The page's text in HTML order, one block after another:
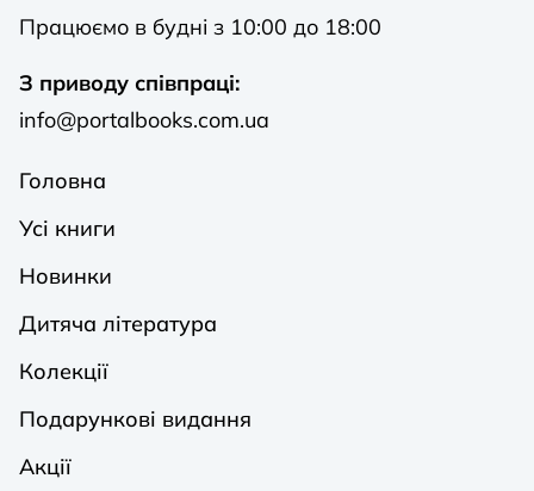
Працюємо в будні з 10:00 до 18:00
З приводу співпраці:
info@portalbooks.com.ua
Головна
Усі книги
Новинки
Дитяча література
Колекції
Подарункові видання
Акції